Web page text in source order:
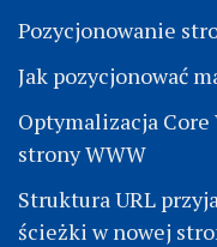
Pozycjonowanie
Jak pozycjonować
Optymalizacja
strony WWW
Struktura URL
ścieżki w nowej